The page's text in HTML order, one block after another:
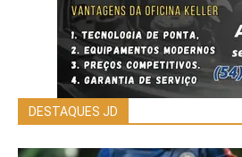
DESTAQUES JD